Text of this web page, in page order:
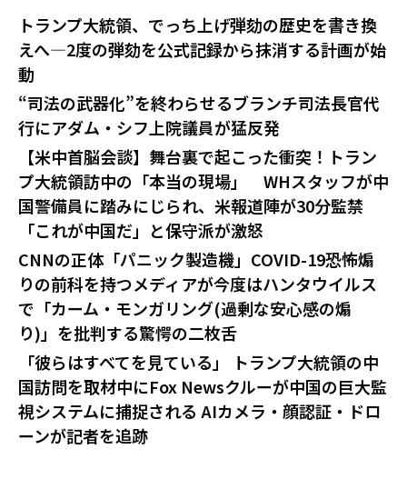
トランプ大統領、でっち上げ弾劾の歴史を書き換
えへ—2度の弾劾を公式記録から抹消する計画が始
動
“司法の武器化”を終わらせるブランチ司法長官代
行にアダム・シフ上院議員が猛反発
【米中首脳会談】舞台裏で起こった衝突！トラン
プ大統領訪中の「本当の現場」 WHスタッフが中
国警備員に踏みにじられ、米報道陣が30分監禁
「これが中国だ」と保守派が激怒
CNNの正体「パニック製造機」COVID-19恐怖煽
りの前科を持つメディアが今度はハンタウイルス
で「カーム・モンガリング(過剰な安心感の煽
り)」を批判する驚愕の二枚舌
「彼らはすべてを見ている」 トランプ大統領の中
国訪問を取材中にFox Newsクルーが中国の巨大監
視システムに捕捉される AIカメラ・顔認証・ドロ
ーンが記者を追跡